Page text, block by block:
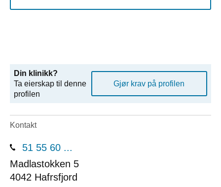
Din klinikk?
Ta eierskap til denne
profilen
Gjør krav på profilen
Kontakt
51 55 60 ...
Madlastokken 5
4042 Hafrsfjord